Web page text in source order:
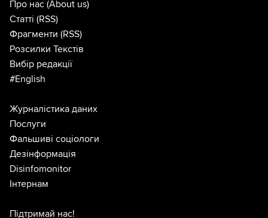
Про нас (About us)
Статті (RSS)
Фрагменти (RSS)
Розсилки Текстів
Вибір редакції
#English
Журналістика даних
Послуги
Фальшиві соціологи
Дезінформація
Disinfomonitor
Інтернам
Підтримай нас!